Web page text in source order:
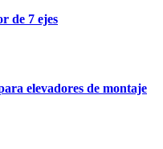
de 7 ejes
elevadores de montaje